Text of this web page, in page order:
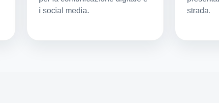
i social media.
strada.